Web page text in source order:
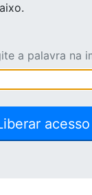
a palavra na